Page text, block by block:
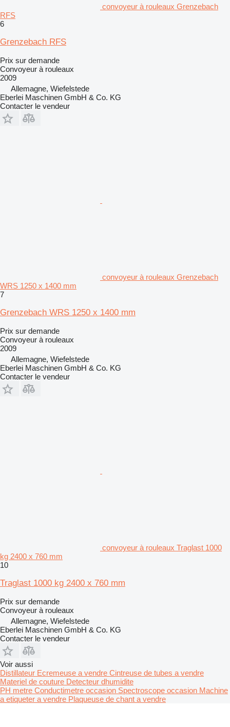
convoyeur à rouleaux Grenzebach
RFS
6
Grenzebach RFS
Prix sur demande
Convoyeur à rouleaux
2009
Allemagne, Wiefelstede
Eberlei Maschinen GmbH & Co. KG
Contacter le vendeur
convoyeur à rouleaux Grenzebach
WRS 1250 x 1400 mm
7
Grenzebach WRS 1250 x 1400 mm
Prix sur demande
Convoyeur à rouleaux
2009
Allemagne, Wiefelstede
Eberlei Maschinen GmbH & Co. KG
Contacter le vendeur
convoyeur à rouleaux Traglast 1000
kg 2400 x 760 mm
10
Traglast 1000 kg 2400 x 760 mm
Prix sur demande
Convoyeur à rouleaux
Allemagne, Wiefelstede
Eberlei Maschinen GmbH & Co. KG
Contacter le vendeur
Voir aussi
Distillateur Ecremeuse a vendre Cintreuse de tubes a vendre
Materiel de couture Detecteur dhumidite
PH metre Conductimetre occasion Spectroscope occasion Machine
a etiqueter a vendre Plaqueuse de chant a vendre